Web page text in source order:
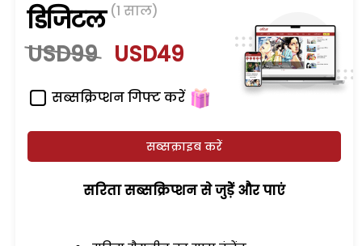
डिजिटल (1 साल)
USD99 USD49
सब्सक्रिप्शन गिफ्ट करें
सब्सक्राइब करें
सरिता सब्सक्रिप्शन से जुड़ेें और पाएं